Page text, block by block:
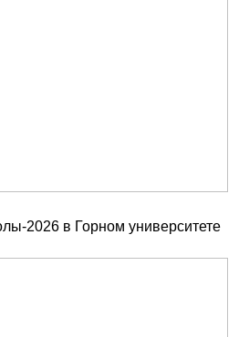
2026 в Горном университете